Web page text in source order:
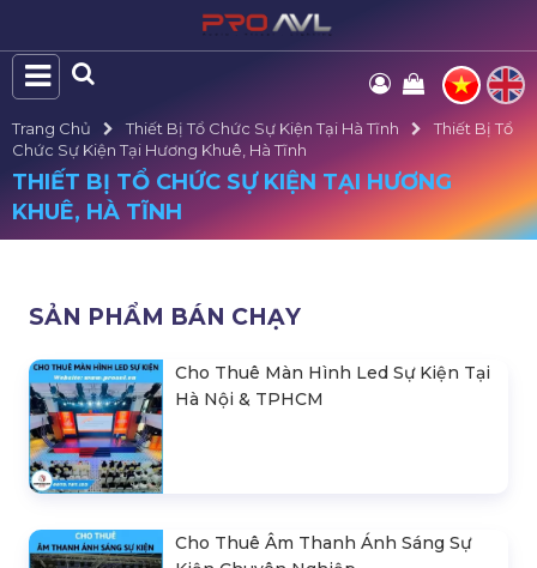
Trang Chủ Thiết Bị Tổ Chức Sự Kiện Tại Hà Tĩnh
Thiết Bị Tổ
Chức Sự Kiện Tại Hương Khuê, Hà Tĩnh
THIẾT BỊ TỔ CHỨC SỰ KIỆN TẠI HƯƠNG
KHUÊ, HÀ TĨNH
SẢN PHẨM BÁN CHẠY
Cho Thuê Màn Hình Led Sự Kiện Tại
Hà Nội & TPHCM
Cho Thuê Âm Thanh Ánh Sáng Sự